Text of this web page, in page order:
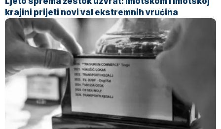
krajini prijeti novi val ekstremnih vrućina